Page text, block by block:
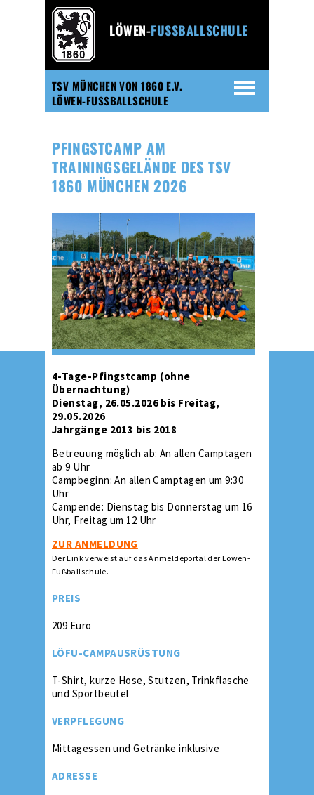
TSV MÜNCHEN VON 1860 E.V.
LÖWEN-FUSSBALLSCHULE
LÖWEN-FUSSBALLSCHULE
PFINGSTCAMP AM
TRAININGSGELÄNDE DES TSV
1860 MÜNCHEN 2026
4-Tage-Pfingstcamp (ohne
Übernachtung)
Dienstag, 26.05.2026 bis Freitag,
29.05.2026
Jahrgänge 2013 bis 2018
Betreuung möglich ab: An allen Camptagen
ab 9 Uhr
Campbeginn: An allen Camptagen um 9:30
Uhr
Campende: Dienstag bis Donnerstag um 16
Uhr, Freitag um 12 Uhr
ZUR ANMELDUNG
Der Link verweist auf das Anmeldeportal der Löwen-
Fußballschule.
PREIS
209 Euro
LÖFU-CAMPAUSRÜSTUNG
T-Shirt, kurze Hose, Stutzen, Trinkflasche
und Sportbeutel
VERPFLEGUNG
Mittagessen und Getränke inklusive
ADRESSE